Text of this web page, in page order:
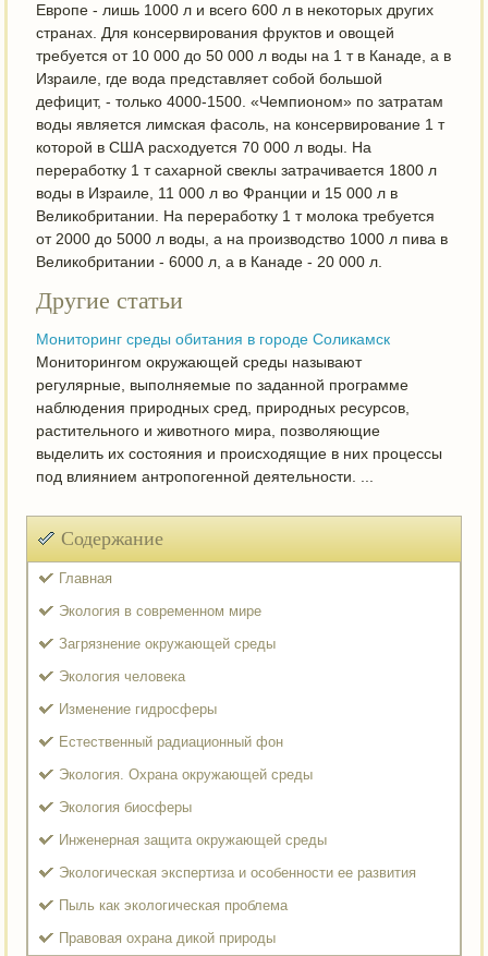
Европе - лишь 1000 л и всего 600 л в некоторых других
странах. Для консервирования фруктов и овощей
требуется от 10 000 до 50 000 л воды на 1 т в Канаде, а в
Израиле, где вода представляет собой большой
дефицит, - только 4000-1500. «Чемпионом» по затратам
воды является лимская фасоль, на консервирование 1 т
которой в США расходуется 70 000 л воды. На
переработку 1 т сахарной свеклы затрачивается 1800 л
воды в Израиле, 11 000 л во Франции и 15 000 л в
Великобритании. На переработку 1 т молока требуется
от 2000 до 5000 л воды, а на производство 1000 л пива в
Великобритании - 6000 л, а в Канаде - 20 000 л.
Другие статьи
Мониторинг среды обитания в городе Соликамск
Мониторингом окружающей среды называют
регулярные, выполняемые по заданной программе
наблюдения природных сред, природных ресурсов,
растительного и животного мира, позволяющие
выделить их состояния и происходящие в них процессы
под влиянием антропогенной деятельности. ...
Содержание
Главная
Экология в современном мире
Загрязнение окружающей среды
Экология человека
Изменение гидросферы
Естественный радиационный фон
Экология. Охрана окружающей среды
Экология биосферы
Инженерная защита окружающей среды
Экологическая экспертиза и особенности ее развития
Пыль как экологическая проблема
Правовая охрана дикой природы